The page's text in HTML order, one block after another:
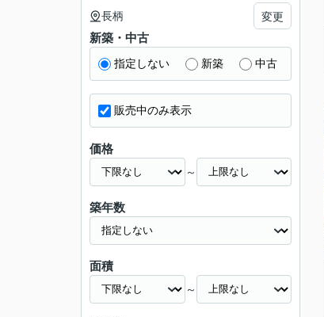
長柄 変更
新築・中古
指定しない 新築 中古
販売中のみ表示
価格
～
築年数
面積
～